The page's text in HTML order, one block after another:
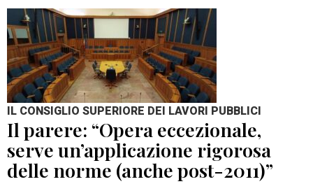
IL CONSIGLIO SUPERIORE DEI LAVORI PUBBLICI
Il parere: “Opera eccezionale,
serve un’applicazione rigorosa
delle norme (anche post-2011)”